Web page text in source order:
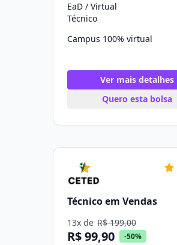
EaD / Virtual
Técnico
Campus 100% virtual
Ver mais detalhes
Quero esta bolsa
Técnico em Vendas
13x de R$ 199,00
R$ 99,90 -50%